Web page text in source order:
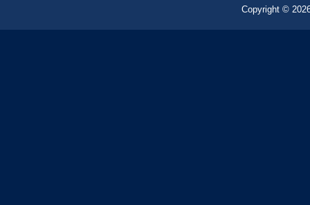
Copyright ©